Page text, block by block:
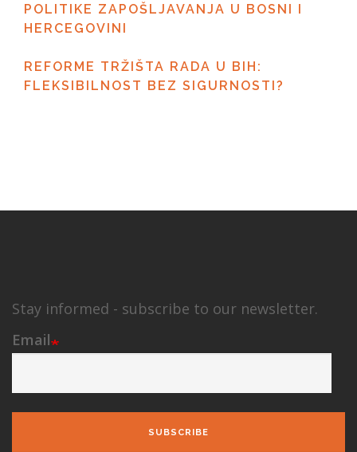
POLITIKE ZAPOŠLJAVANJA U BOSNI I
HERCEGOVINI
REFORME TRŽIŠTA RADA U BIH:
FLEKSIBILNOST BEZ SIGURNOSTI?
Stay informed - subscribe to our newsletter.
Email
SUBSCRIBE